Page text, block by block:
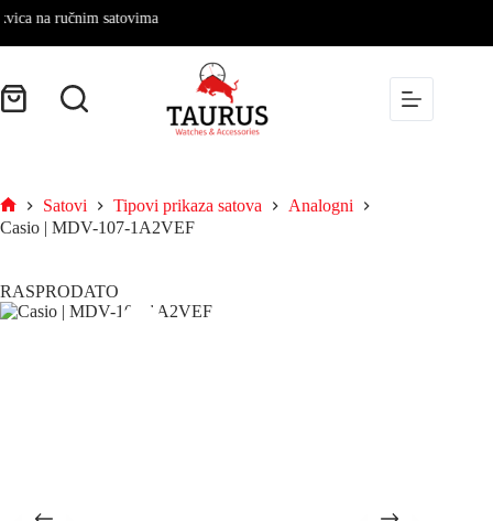
na ručnim satovima
Satovi Tipovi prikaza satova
Analogni
Casio | MDV-107-1A2VEF
RASPRODATO